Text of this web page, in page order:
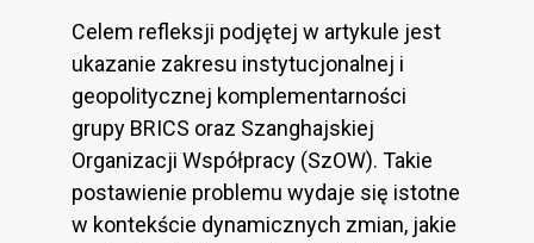
Celem refleksji podjętej w artykule jest
ukazanie zakresu instytucjonalnej i
geopolitycznej komplementarności
grupy BRICS oraz Szanghajskiej
Organizacji Współpracy (SzOW). Takie
postawienie problemu wydaje się istotne
w kontekście dynamicznych zmian, jakie